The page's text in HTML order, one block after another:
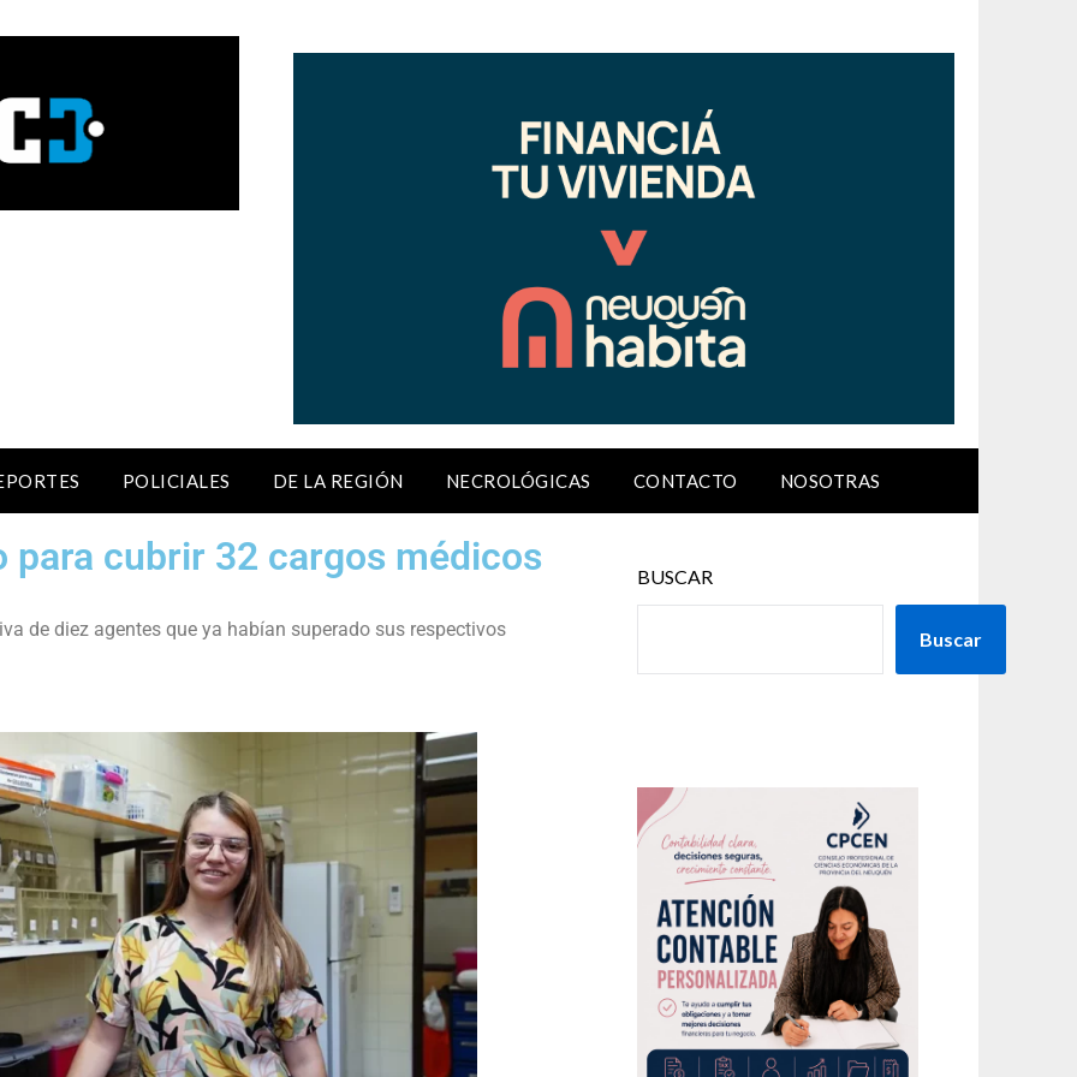
POLICIALES DE LA REGIÓN NECROLÓGICAS CONTACTO NOSOTRAS
para cubrir 32 cargos médicos
de diez agentes que ya habían superado sus respectivos
BUSCAR
Buscar